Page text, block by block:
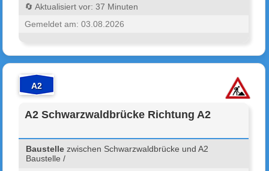
🔄 Aktualisiert vor: 37 Minuten
Gemeldet am: 03.08.2026
A2
A2 Schwarzwaldbrücke Richtung A2
Baustelle zwischen Schwarzwaldbrücke und A2
Baustelle /